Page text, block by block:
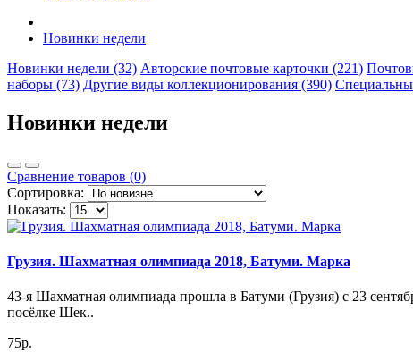
Новинки недели
Новинки недели (32) Авторские почтовые карточки (221)
наборы (73) Другие виды коллекционирования (390)
Новинки недели
Сравнение товаров (0)
Сортировка:
Показать:
Грузия. Шахматная олимпиада 2018, Батуми. Марка
43-я Шахматная олимпиада прошла в Батуми (Грузия) с 23
посёлке Шек..
75р.